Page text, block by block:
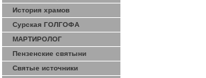
История храмов
Сурская ГОЛГОФА
МАРТИРОЛОГ
Пензенские святыни
Святые источники